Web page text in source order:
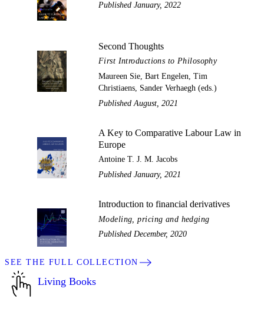
Published January, 2022
Second Thoughts
First Introductions to Philosophy
Maureen Sie, Bart Engelen, Tim
Christiaens, Sander Verhaegh (eds.)
Published August, 2021
A Key to Comparative Labour Law in
Europe
Antoine T. J. M. Jacobs
Published January, 2021
Introduction to financial derivatives
Modeling, pricing and hedging
Published December, 2020
SEE THE FULL COLLECTION
Living Books